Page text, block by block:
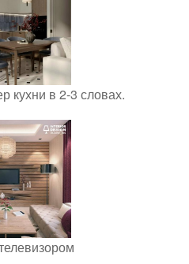
кухни в 2-3 словах.